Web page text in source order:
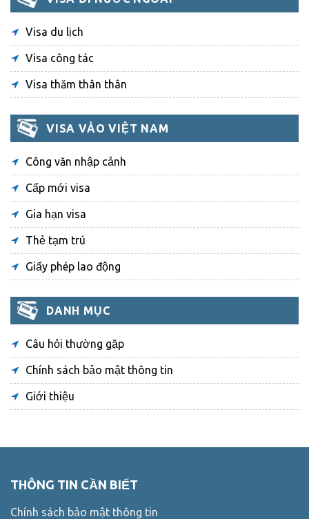
Visa du lịch
Visa công tác
Visa thăm thân thân
VISA VÀO VIỆT NAM
Công văn nhập cảnh
Cấp mới visa
Gia hạn visa
Thẻ tạm trú
Giấy phép lao động
DANH MỤC
Câu hỏi thường gặp
Chính sách bảo mật thông tin
Giới thiệu
THÔNG TIN CẦN BIẾT
Chính sách bảo mật thông tin